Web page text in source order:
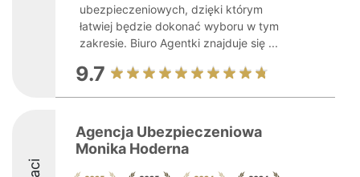
ubezpieczeniowych, dzięki którym
łatwiej będzie dokonać wyboru w tym
zakresie. Biuro Agentki znajduje się ...
9.7
Agencja Ubezpieczeniowa
Monika Hoderna